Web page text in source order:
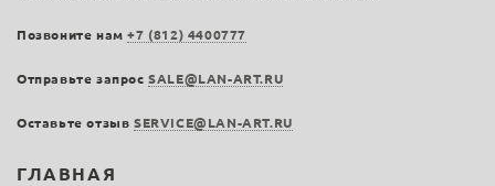
ГЛАВНАЯ
Позвоните нам+7 (812) 4400777
Отправьте запросSALE@LAN-ART.RU
Оставьте отзыв SERVICE@LAN-ART.RU